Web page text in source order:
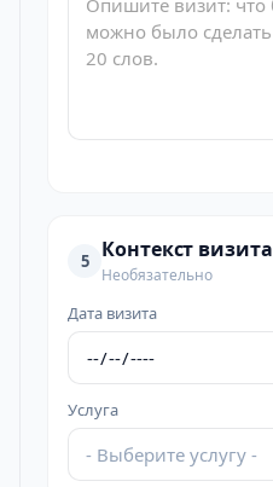
5 Контекст визита
Необязательно
Дата визита
Услуга
- Выберите услугу -